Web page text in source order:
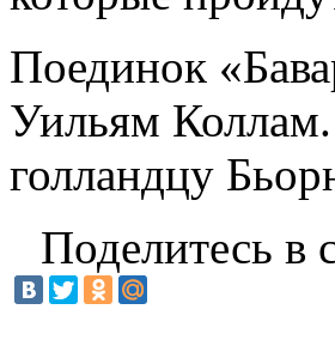
Поединок
Уильям
голландцу
Поделитесь в